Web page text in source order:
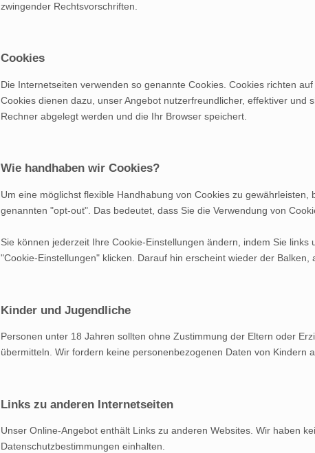
zwingender Rechtsvorschriften.
Cookies
Die Internetseiten verwenden so genannte Cookies. Cookies richten
Cookies dienen dazu, unser Angebot nutzerfreundlicher, effektiver
Rechner abgelegt werden und die Ihr Browser speichert.
Wie handhaben wir Cookies?
Um eine möglichst flexible Handhabung von Cookies zu
genannten "opt-out". Das bedeutet, dass Sie die Verwendung von
Sie können jederzeit Ihre Cookie-Einstellungen ändern, indem Sie links
"Cookie-Einstellungen" klicken. Darauf hin erscheint wieder der
Kinder und Jugendliche
Personen unter 18 Jahren sollten ohne Zustimmung der Eltern oder
übermitteln. Wir fordern keine personenbezogenen Daten von Kindern
Links zu anderen Internetseiten
Unser Online-Angebot enthält Links zu anderen Websites. Wir haben
Datenschutzbestimmungen einhalten.